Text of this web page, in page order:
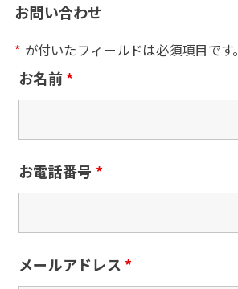
お問い合わせ
* が付いたフィールドは必須項目です。
お名前*
お電話番号 *
メールアドレス *